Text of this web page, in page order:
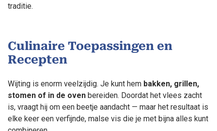
traditie.
Culinaire Toepassingen en
Recepten
Wijting is enorm veelzijdig. Je kunt hem bakken, grillen,
stomen of in de oven bereiden. Doordat het vlees zacht
is, vraagt hij om een beetje aandacht — maar het resultaat is
elke keer een verfijnde, malse vis die je met bijna alles kunt